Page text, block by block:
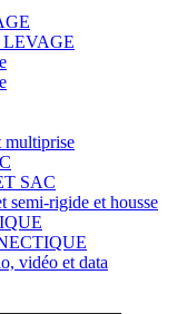
LEVAGE
multiprise
SAC
semi-rigide et housse
vidéo et data